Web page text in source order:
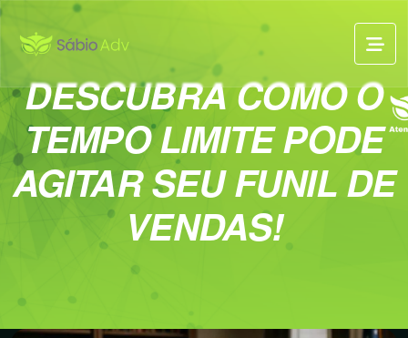
DESCUBRA COMO O
TEMPO LIMITE PODE
AGITAR SEU FUNIL DE
VENDAS!